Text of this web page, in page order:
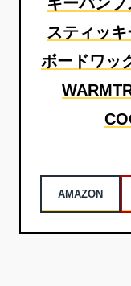
スティッ
ボードワッ
AMAZON